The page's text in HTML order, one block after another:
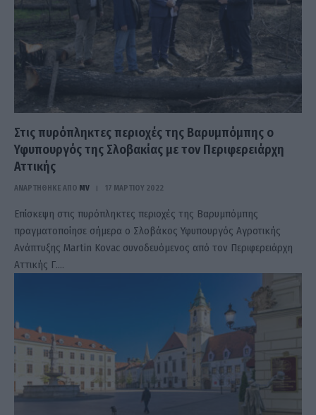
Στις πυρόπληκτες περιοχές της Βαρυμπόμπης ο
Υφυπουργός της Σλοβακίας με τον Περιφερειάρχη
Αττικής
ΑΝΑΡΤΗΘΗΚΕ ΑΠΟ MV 17 ΜΑΡΤΊΟΥ 2022
Επίσκεψη στις πυρόπληκτες περιοχές της Βαρυμπόμπης
πραγματοποίησε σήμερα ο Σλοβάκος Υφυπουργός Αγροτικής
Ανάπτυξης Martin Kovac συνοδευόμενος από τον Περιφερειάρχη
Αττικής Γ.…